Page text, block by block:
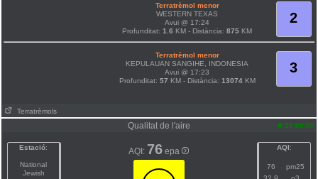
2
Terratrèmol menor
WESTERN TEXAS
Avui @ 17:24
Profunditat:1.6 KM - Distància:875 KM
3
Terratrèmol menor
KEPULAUAN SANGIHE, INDONESIA
Avui @ 17:23
Profunditat: 57 KM - Distància: 13074KM
Terratrèmols
Qualitat de l'aire 15:00:00
Estació:
National
Jewish
AQI: 76 epa AQI:
76
pm25